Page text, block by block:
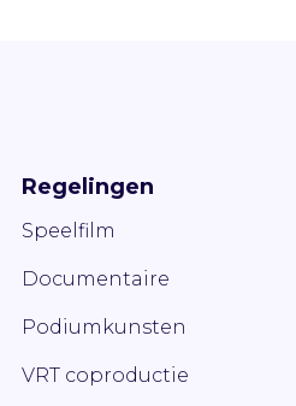
Regelingen
Speelfilm
Documentaire
Podiumkunsten
VRT coproductie